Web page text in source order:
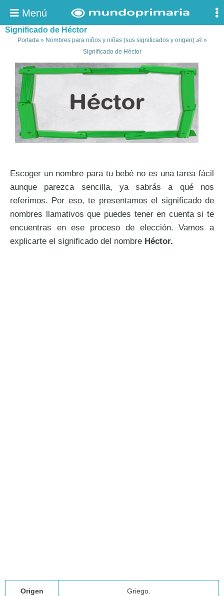
Menú
Significado de Héctor
Portada» Nombres para niños y niñas (sus significados y origen) 👶»
Significado de Héctor
Escoger un nombre para tu bebé no es una tarea fácil
aunque parezca sencilla, ya sabrás a qué nos
referimos. Por eso, te presentamos el significado de
nombres llamativos que puedes tener en cuenta si te
encuentras en ese proceso de elección. Vamos a
explicarte el significado del nombre Héctor.
Origen Griego.